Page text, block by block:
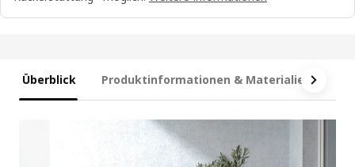
Überblick Produktinformationen & Materialien